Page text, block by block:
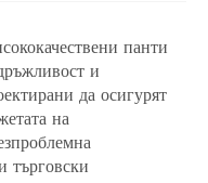
панти
и
да осигурят
на